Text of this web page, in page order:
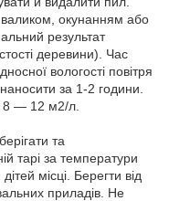
окунанням або
результат
деревини). Час
вологості повітря
за 1-2 години.
8 — 12 м2/л.
та
тарі за температури
місці. Берегти від
приладів. Не